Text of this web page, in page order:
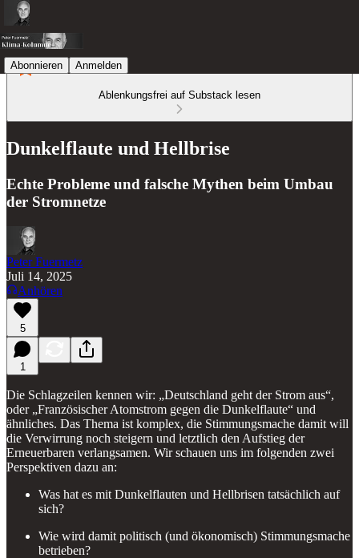
Abonnieren Anmelden
Ablenkungsfrei auf Substack lesen
Dunkelflaute und Hellbrise
Echte Probleme und falsche Mythen beim Umbau
der Stromnetze
Peter Fuermetz
Juli 14, 2025
Anhören
5
1
Die Schlagzeilen kennen wir: „Deutschland geht der Strom aus“,
oder „Französischer Atomstrom gegen die Dunkelflaute“ und
ähnliches. Das Thema ist komplex, die Stimmungsmache damit will
die Verwirrung noch steigern und letztlich den Aufstieg der
Erneuerbaren verlangsamen. Wir schauen uns im folgenden zwei
Perspektiven dazu an:
Was hat es mit Dunkelflauten und Hellbrisen tatsächlich auf
sich?
Wie wird damit politisch (und ökonomisch) Stimmungsmache
betrieben?